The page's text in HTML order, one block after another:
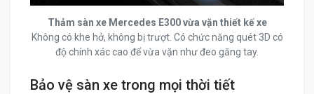
Thảm sàn xe Mercedes E300 vừa vặn thiết kế xe
Không có khe hở, không bị trượt. Có chức năng quét 3D có
độ chính xác cao để vừa vặn như đeo găng tay.
Bảo vệ sàn xe trong mọi thời tiết